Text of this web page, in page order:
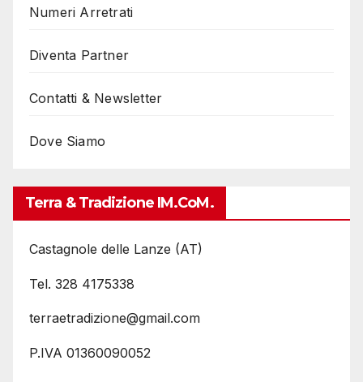
Numeri Arretrati
Diventa Partner
Contatti & Newsletter
Dove Siamo
Terra & Tradizione IM.coM.
Castagnole delle Lanze (AT)
Tel. 328 4175338
terraetradizione@gmail.com
P.IVA 01360090052